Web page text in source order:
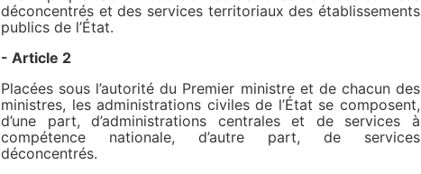
déconcentrés et des services territoriaux des établissements
publics de l’État.
- Article 2
Placées sous l’autorité du Premier ministre et de chacun des
ministres, les administrations civiles de l’État se composent,
d’une part, d’administrations centrales et de services à
compétence nationale, d’autre part, de services
déconcentrés.